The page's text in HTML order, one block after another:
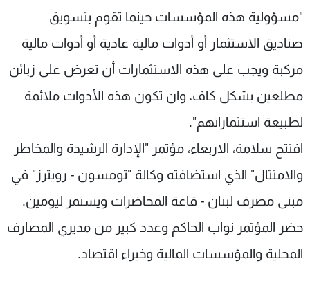
"مسؤولية هذه المؤسسات حينما تقوم بتسويق
صناديق الاستثمار أو أدوات مالية عادية أو أدوات مالية
مركبة ويجب على هذه الاستثمارات أن تعرض على زبائن
مطلعين بشكل كاف، وان تكون هذه الأدوات ملائمة
لطبيعة استثماراتهم".
افتتح سلامة، الاربعاء، مؤتمر "الإدارة الرشيدة والمخاطر
والامتثال" الذي استضافته وكالة "تومسون - رويترز" في
مبنى مصرف لبنان - قاعة المحاضرات ويستمر ليومين.
حضر المؤتمر نواب الحاكم وعدد كبير من مديري المصارف
المحلية والمؤسسات المالية وخبراء اقتصاد.